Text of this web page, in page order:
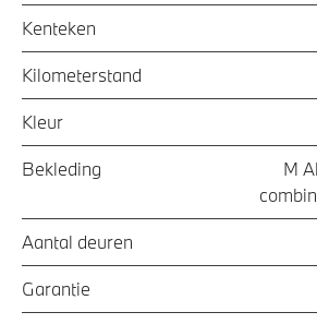
Kenteken
Kilometerstand
Kleur
Bekleding
M
Aantal deuren
Garantie